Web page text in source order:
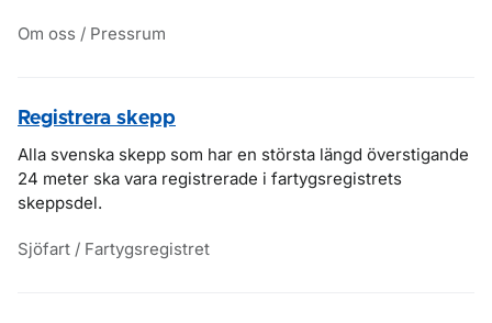
Om oss / Pressrum
Registrera skepp
Alla svenska skepp som har en största längd överstigande
24 meter ska vara registrerade i fartygsregistrets
skeppsdel.
Sjöfart / Fartygsregistret